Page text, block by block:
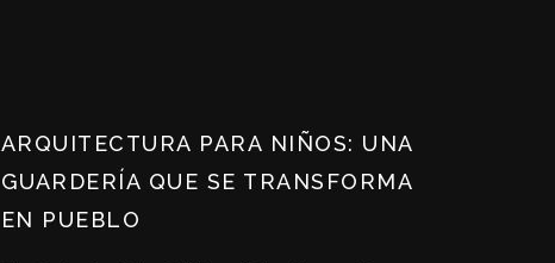
ARQUITECTURA PARA NIÑOS: UNA
GUARDERÍA QUE SE TRANSFORMA
EN PUEBLO